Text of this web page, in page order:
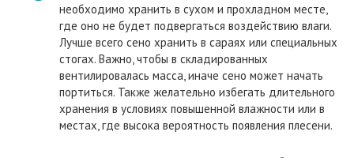
необходимо хранить в сухом и прохладном месте,
где оно не будет подвергаться воздействию влаги.
Лучше всего сено хранить в сараях или специальных
стогах. Важно, чтобы в складированных
вентилировалась масса, иначе сено может начать
портиться. Также желательно избегать длительного
хранения в условиях повышенной влажности или в
местах, где высока вероятность появления плесени.